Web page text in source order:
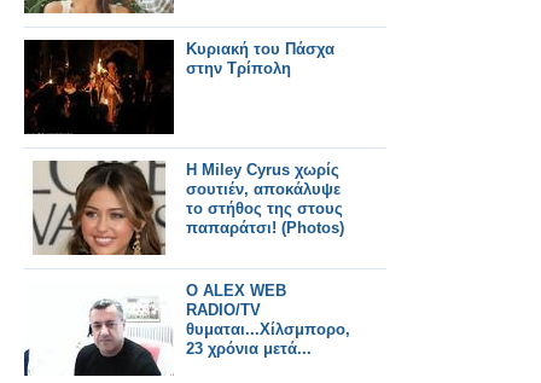
Κυριακή του Πάσχα
στην Τρίπολη
H Miley Cyrus χωρίς
σουτιέν, αποκάλυψε
το στήθος της στους
παπαράτσι! (Photos)
O ALEX WEB
RADIO/TV
θυμαται...Χίλσμπορο,
23 χρόνια μετά...